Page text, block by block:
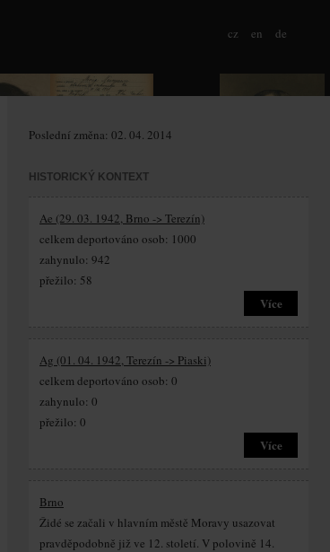
cz en de
Poslední změna: 02. 04. 2014
HISTORICKÝ KONTEXT
Ae (29. 03. 1942, Brno -> Terezín)
celkem deportováno osob: 1000
zahynulo: 942
přežilo: 58
Více
Ag (01. 04. 1942, Terezín -> Piaski)
celkem deportováno osob: 0
zahynulo: 0
přežilo: 0
Více
Brno
Židé se začali v hlavním městě Moravy usazovat
pravděpodobně již ve 12. století. V polovině 14.